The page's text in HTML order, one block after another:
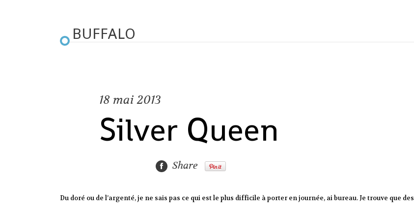
BUFFALO
18 mai 2013
Silver Queen
Share
Du doré ou de l’argenté, je ne sais pas ce qui est le plus difficile à porter en journée, ai bureau. Je trouve que des